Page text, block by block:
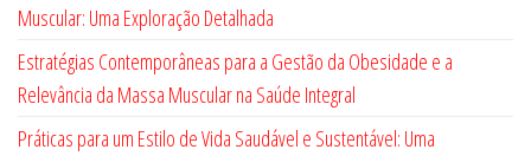
Muscular: Uma Exploração Detalhada
Estratégias Contemporâneas para a Gestão da Obesidade e a
Relevância da Massa Muscular na Saúde Integral
Práticas para um Estilo de Vida Saudável e Sustentável: Uma